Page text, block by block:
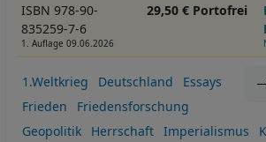
ISBN 978-90-
835259-7-6
1. Auflage 09.06.2026
29,50 € Portofrei
1.Weltkrieg Deutschland
Essays
Frieden
Friedensforschung
Geopolitik
Herrschaft Imperialismus